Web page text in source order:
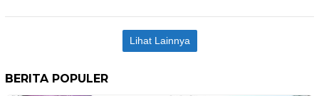
Lihat Lainnya
BERITA POPULER